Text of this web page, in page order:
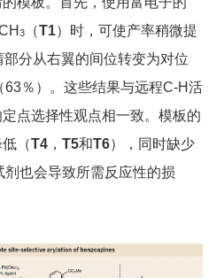
3 （T1）时，可使产率稍微提
分从右翼的间位转变为对位
63％）。这些结果与远程C-H活
点选择性观点相一致。模板的
（T4 ， T5和T6），同时缺少
剂也会导致所需反应性的损